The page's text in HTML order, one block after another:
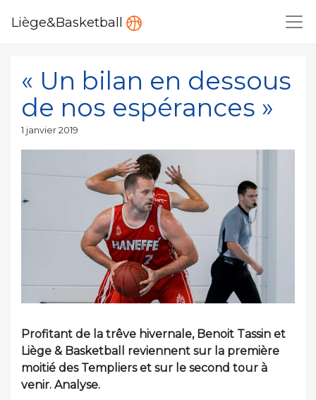
Liège&Basketball
« Un bilan en dessous
de nos espérances »
Publié
1 janvier 2019
Profitant de la trêve hivernale, Benoit Tassin et
Liège & Basketball reviennent sur la première
moitié des Templiers et sur le second tour à
venir. Analyse.